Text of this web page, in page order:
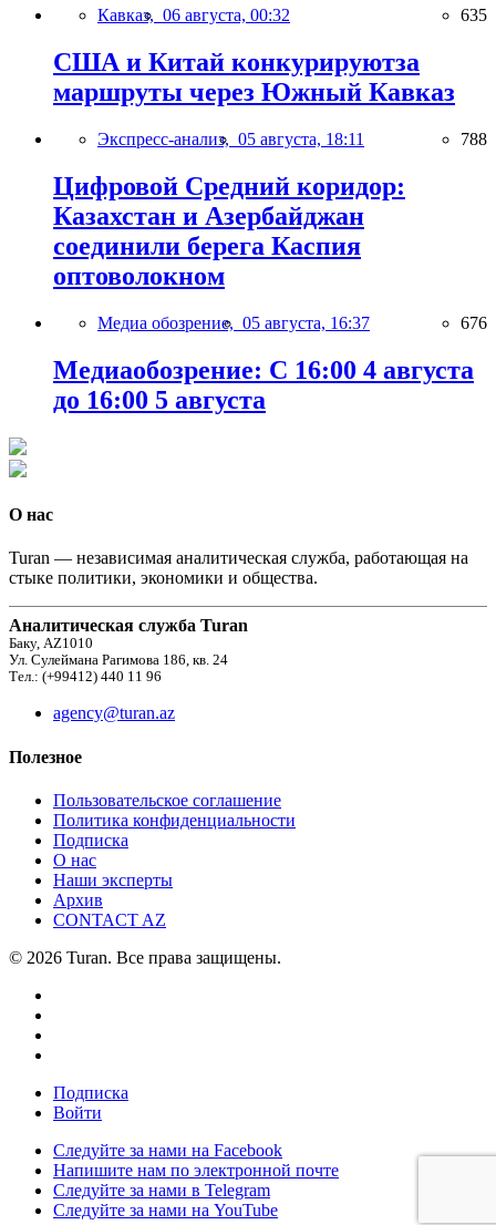
Кавказ, 06 августа, 00:32 635
США и Китай конкурируютза
маршруты через Южный Кавказ
Экспресс-анализ, 05 августа, 18:11 788
Цифровой Средний коридор:
Казахстан и Азербайджан
соединили берега Каспия
оптоволокном
Медиа обозрение, 05 августа, 16:37 676
Медиаобозрение: С 16:00 4 августа
до 16:00 5 августа
О нас
Turan — независимая аналитическая служба, работающая на
стыке политики, экономики и общества.
Аналитическая служба Turan
Баку, AZ1010
Ул. Сулеймана Рагимова 186, кв. 24
Тел.: (+99412) 440 11 96
agency@turan.az
Полезное
Пользовательское соглашение
Политика конфиденциальности
Подписка
О нас
Наши эксперты
Архив
CONTACT AZ
© 2026 Turan. Все права защищены.
Подписка
Войти
Следуйте за нами на Facebook
Напишите нам по электронной почте
Следуйте за нами в Telegram
Следуйте за нами на YouTube